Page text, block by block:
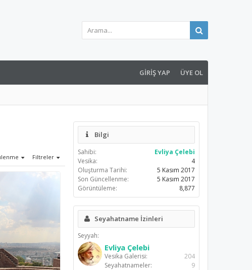
GIRIŞ YAP ÜYE OL
Filtreler
Bilgi
Sahibi:
Evliya Çelebi
Vesika:
4
Oluşturma Tarihi:
5 Kasım 2017
Son Güncellenme:
5 Kasım 2017
Görüntüleme:
8,877
Seyahatname İzinleri
Seyyah:
Evliya Çelebi
Vesika Galerisi:
204
Seyahatnameler:
9